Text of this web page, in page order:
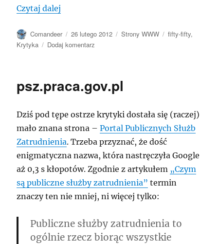
Czytaj dalej
Autor
Comandeer
Data
publikacji
26 lutego 2012 Kategorie
Strony WWW Tagi
fifty-fifty,
Krytyka
Dodaj komentarz
psz.praca.gov.pl
Dziś pod tępe ostrze krytyki dostała się (raczej)
mało znana strona –Portal Publicznych Służb
Zatrudnienia. Trzeba przyznać, że dość
enigmatyczna nazwa, która nastręczyła Google
aż 0,3 s kłopotów. Zgodnie z artykułem „Czym
są publiczne służby zatrudnienia” termin
znaczy ten nie mniej, ni więcej tylko:
Publiczne służby zatrudnienia to
ogólnie rzecz biorąc wszystkie